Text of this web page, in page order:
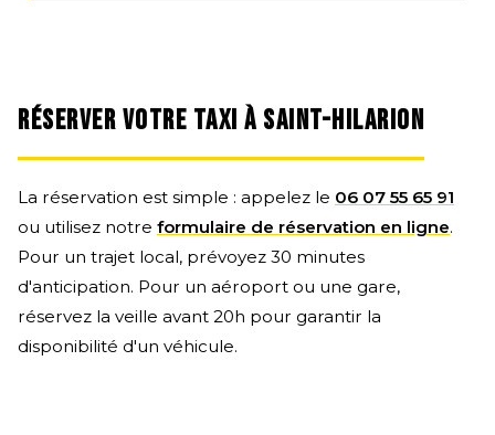
RÉSERVER VOTRE TAXI À SAINT-HILARION
La réservation est simple : appelez le 06 07 55 65 91
ou utilisez notre formulaire de réservation en ligne.
Pour un trajet local, prévoyez 30 minutes
d'anticipation. Pour un aéroport ou une gare,
réservez la veille avant 20h pour garantir la
disponibilité d'un véhicule.